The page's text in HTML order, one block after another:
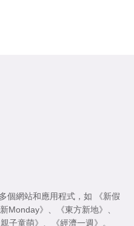
個網站和應用程式，如
《新假
Monday》 、 《東方新地》 、
子童萌》 、 《經濟一週》 。